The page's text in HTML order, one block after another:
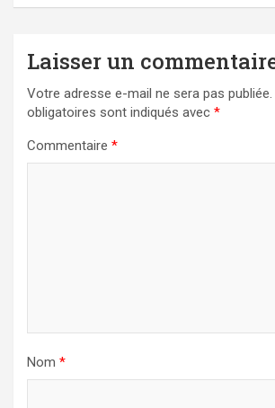
Laisser un
Votre adresse e-mail ne sera pas publiée.
obligatoires sont indiqués avec *
Commentaire *
Nom *